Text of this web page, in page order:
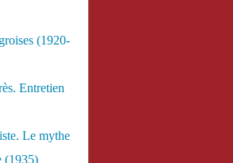
(1920-
Entretien
Le mythe
(1935)